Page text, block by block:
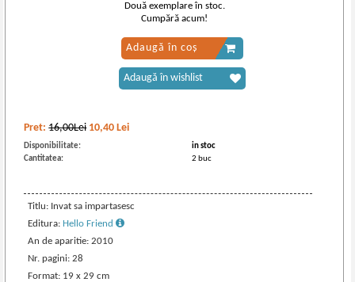
Pret:16,00Lei 10,40 Lei
Disponibilitate:
in stoc
Cantitatea:
2 buc
Titlu: Invat sa impartasesc
Editura: Hello Friend
An de aparitie: 2010
Nr. pagini: 28
Format: 19 x 29 cm
Două exemplare în stoc.
Cumpără acum!
Adaugă în coș
Adaugă în wishlist